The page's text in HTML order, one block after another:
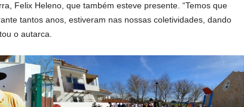
Felix Heleno, que também esteve presente. “Temos que
tantos anos, estiveram nas nossas coletividades, dando
o autarca.